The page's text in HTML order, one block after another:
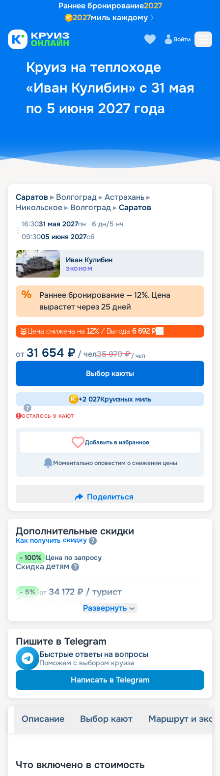
Раннее бронирование2027
2027миль каждому
Войти
Круиз на теплоходе
«Иван Кулибин» с 31 мая
по 5 июня 2027 года
Выбор кают Маршрут и
Саратов Волгоград
Астрахань
Никольское
Волгоград Саратов
16:3031 мая 2027пн 6 дн/5 нч
09:3005 июня 2027сб
Иван Кулибин
ЭКОНОМ
Раннее бронирование —12%. Цена
вырастет через25 дней
Цена снижена на 12% / Выгода 6 692 ₽
от31 654 ₽ / чел35 970₽/ чел
Выбор каюты
+2 027Круизных миль
ОСТАЛОСЬ 9 КАЮТ
Добавить в избранное
Моментально оповестим о снижении цены
Поделиться
Дополнительные скидки
Как получить скидку
- 100% Цена по запросу
Скидка детям
-5% от 34 172 ₽ / турист
Скидка
Развернуть
Пишите в Telegram
Быстрые ответы на вопросы
Поможем с выбором круиза
Написать в Telegram
Описание Выбор кают Маршрут и
Что включено в стоимость